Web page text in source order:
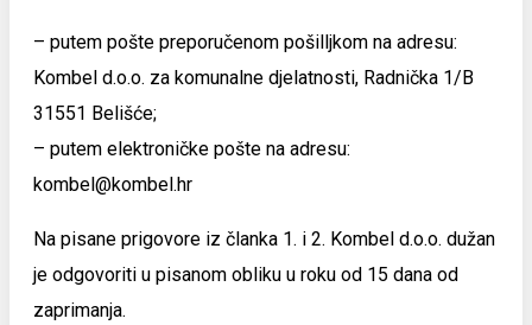
– putem pošte preporučenom pošilljkom na adresu:
Kombel d.o.o. za komunalne djelatnosti, Radnička 1/B
31551 Belišće;
– putem elektroničke pošte na adresu:
kombel@kombel.hr
Na pisane prigovore iz članka 1. i 2. Kombel d.o.o. dužan
je odgovoriti u pisanom obliku u roku od 15 dana od
zaprimanja.